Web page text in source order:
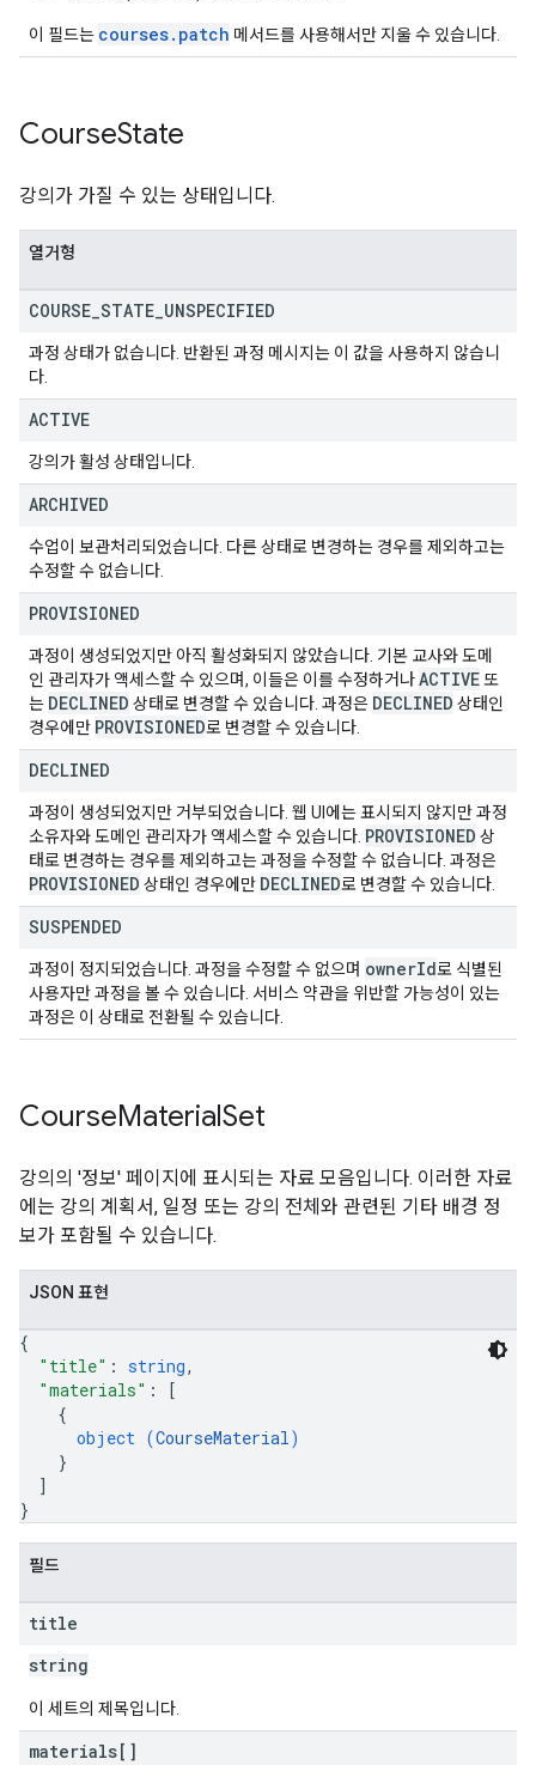
이 필드는 courses.patch 메서드를 사용해서만 지울 수 있습니다.
CourseState
강의가 가질 수 있는 상태입니다.
열거형
COURSE STATE UNSPECIFIED
과정 상태가 없습니다. 반환된 과정 메시지는 이 값을 사용하지 않습니
다.
ACTIVE
강의가 활성 상태입니다.
ARCHIVED
수업이 보관처리되었습니다. 다른 상태로 변경하는 경우를 제외하고는
수정할 수 없습니다.
PROVISIONED
과정이 생성되었지만 아직 활성화되지 않았습니다. 기본 교사와 도메
인 관리자가 액세스할 수 있으며, 이들은 이를 수정하거나ACTIVE 또
는 DECLINED 상태로 변경할 수 있습니다. 과정은 DECLINED 상태인
경우에만 PROVISIONED로 변경할 수 있습니다.
DECLINED
과정이 생성되었지만 거부되었습니다. 웹 UI에는 표시되지 않지만 과정
소유자와 도메인 관리자가 액세스할 수 있습니다. PROVISIONED 상
태로 변경하는 경우를 제외하고는 과정을 수정할 수 없습니다. 과정은
PROVISIONED 상태인 경우에만 DECLINED로 변경할 수 있습니다.
SUSPENDED
과정이 정지되었습니다. 과정을 수정할 수 없으며 ownerId로 식별된
사용자만 과정을 볼 수 있습니다. 서비스 약관을 위반할 가능성이 있는
과정은 이 상태로 전환될 수 있습니다.
CourseMaterialSet
강의의 '정보' 페이지에 표시되는 자료 모음입니다. 이러한 자료
에는 강의 계획서, 일정 또는 강의 전체와 관련된 기타 배경 정
보가 포함될 수 있습니다.
JSON 표현
{
"title" : string,
"materials" :
[
{
object (CourseMaterial)
}
]
}
필드
title
string
이 세트의 제목입니다.
materials[]